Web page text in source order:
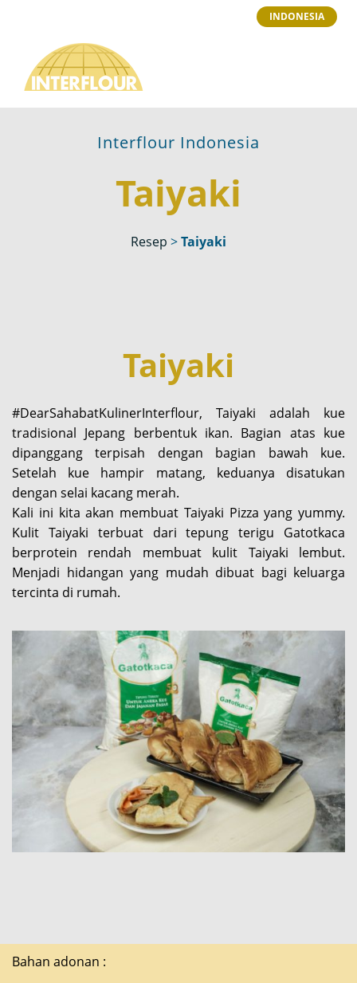
INDONESIA
Interflour Indonesia
Taiyaki
Resep >Taiyaki
Taiyaki
#DearSahabatKulinerInterflour, Taiyaki adalah kue
tradisional Jepang berbentuk ikan. Bagian atas kue
dipanggang terpisah dengan bagian bawah kue.
Setelah kue hampir matang, keduanya disatukan
dengan selai kacang merah.
Kali ini kita akan membuat Taiyaki Pizza yang yummy.
Kulit Taiyaki terbuat dari tepung terigu Gatotkaca
berprotein rendah membuat kulit Taiyaki lembut.
Menjadi hidangan yang mudah dibuat bagi keluarga
tercinta di rumah.
Bahan adonan :